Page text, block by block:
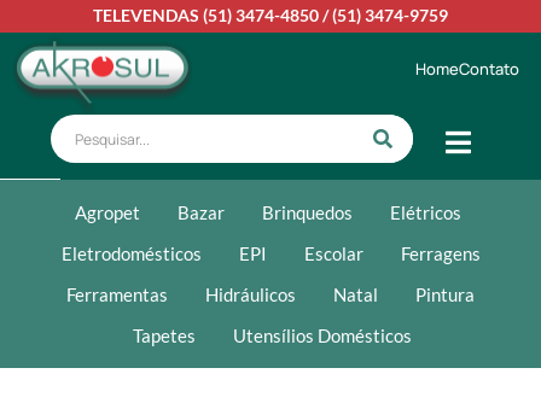
TELEVENDAS (51) 3474-4850/(51) 3474-9759
HomeContato
Agropet Bazar Brinquedos
Elétricos
Eletrodomésticos
EPI Escolar
Ferragens
Ferramentas
Hidráulicos Natal
Pintura
Tapetes
Utensílios Domésticos